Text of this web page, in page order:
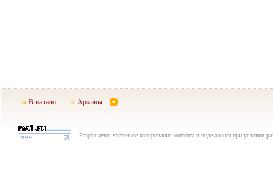
В начало Архивы
Разрешается частичное копирование контента в виде анонса при условии